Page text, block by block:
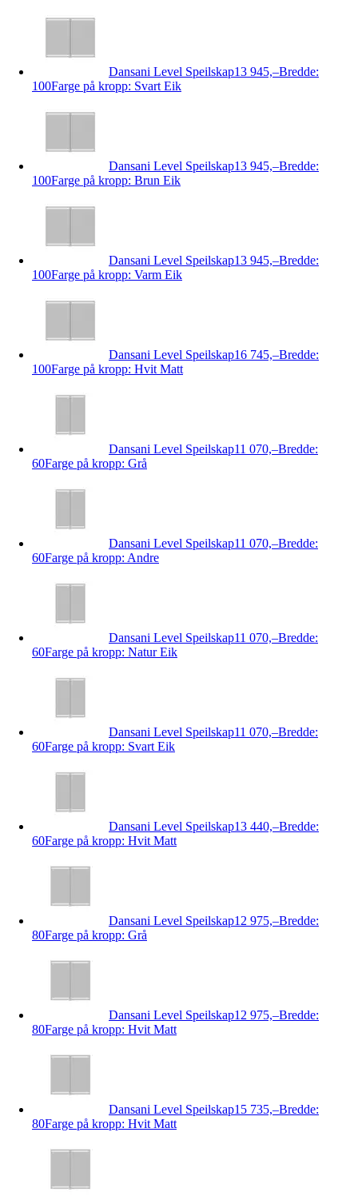
Dansani Level Speilskap13 945,–Bredde:
100Farge på kropp: Svart Eik
Dansani Level Speilskap13 945,–Bredde:
100Farge på kropp: Brun Eik
Dansani Level Speilskap13 945,–Bredde:
100Farge på kropp: Varm Eik
Dansani Level Speilskap16 745,–Bredde:
100Farge på kropp: Hvit Matt
Dansani Level Speilskap11 070,–Bredde:
60Farge på kropp: Grå
Dansani Level Speilskap11 070,–Bredde:
60Farge på kropp: Andre
Dansani Level Speilskap11 070,–Bredde:
60Farge på kropp: Natur Eik
Dansani Level Speilskap11 070,–Bredde:
60Farge på kropp: Svart Eik
Dansani Level Speilskap13 440,–Bredde:
60Farge på kropp: Hvit Matt
Dansani Level Speilskap12 975,–Bredde:
80Farge på kropp: Grå
Dansani Level Speilskap12 975,–Bredde:
80Farge på kropp: Hvit Matt
Dansani Level Speilskap15 735,–Bredde:
80Farge på kropp: Hvit Matt